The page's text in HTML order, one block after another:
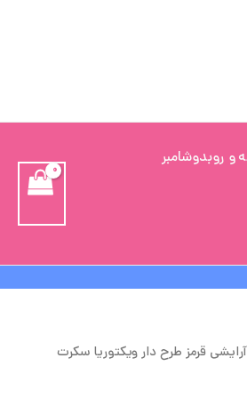
و روبدوشامبر
قرمز طرح دار ویکتوریا سکرت